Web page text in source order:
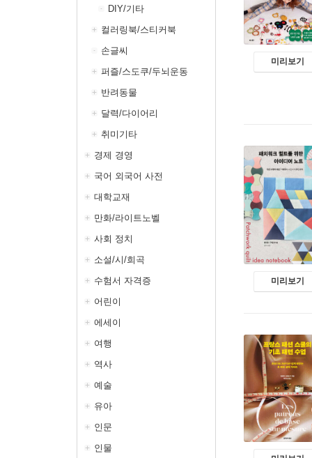
DIY/기타
컬러링북/스티커북
손글씨
퍼즐/스도쿠/두뇌운동
반려동물
달력/다이어리
취미기타
경제 경영
국어 외국어 사전
대학교재
만화/라이트노벨
사회 정치
소설/시/희곡
수험서 자격증
어린이
에세이
여행
역사
예술
유아
인문
인물
미리보기
미리보기